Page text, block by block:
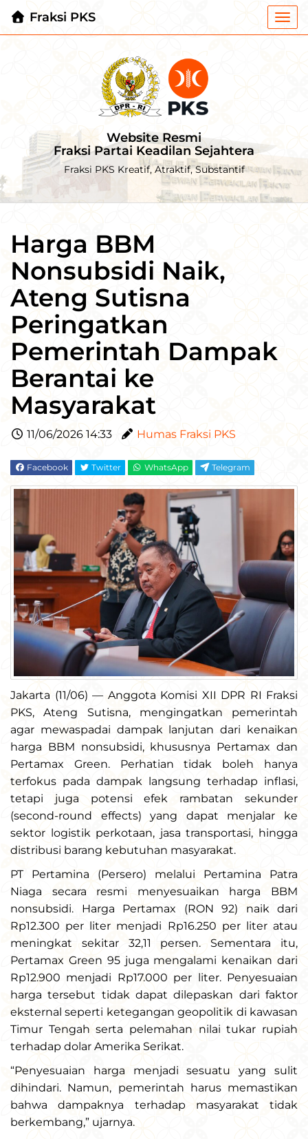
Fraksi PKS
Website Resmi
Fraksi Partai Keadilan Sejahtera
Fraksi PKS Kreatif, Atraktif, Substantif
Harga BBM
Nonsubsidi Naik,
Ateng Sutisna
Peringatkan
Pemerintah Dampak
Berantai ke
Masyarakat
11/06/2026 14:33 Humas Fraksi PKS
Facebook Twitter WhatsApp Telegram
Jakarta (11/06) — Anggota Komisi XII DPR RI Fraksi
PKS, Ateng Sutisna, mengingatkan pemerintah
agar mewaspadai dampak lanjutan dari kenaikan
harga BBM nonsubsidi, khususnya Pertamax dan
Pertamax Green. Perhatian tidak boleh hanya
terfokus pada dampak langsung terhadap inflasi,
tetapi juga potensi efek rambatan sekunder
(second-round effects) yang dapat menjalar ke
sektor logistik perkotaan, jasa transportasi, hingga
distribusi barang kebutuhan masyarakat.
PT Pertamina (Persero) melalui Pertamina Patra
Niaga secara resmi menyesuaikan harga BBM
nonsubsidi. Harga Pertamax (RON 92) naik dari
Rp12.300 per liter menjadi Rp16.250 per liter atau
meningkat sekitar 32,11 persen. Sementara itu,
Pertamax Green 95 juga mengalami kenaikan dari
Rp12.900 menjadi Rp17.000 per liter. Penyesuaian
harga tersebut tidak dapat dilepaskan dari faktor
eksternal seperti ketegangan geopolitik di kawasan
Timur Tengah serta pelemahan nilai tukar rupiah
terhadap dolar Amerika Serikat.
“Penyesuaian harga menjadi sesuatu yang sulit
dihindari. Namun, pemerintah harus memastikan
bahwa dampaknya terhadap masyarakat tidak
berkembang,” ujarnya.